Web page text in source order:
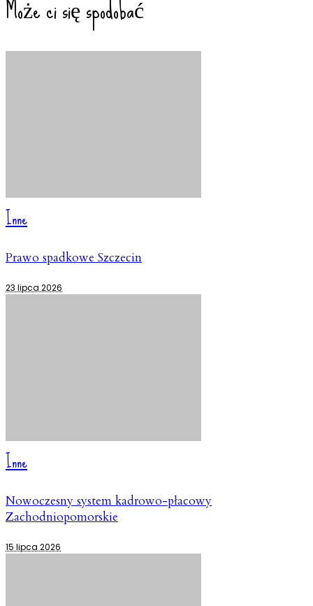
Może ci się spodobać
Inne
Prawo spadkowe Szczecin
23 lipca 2026
Inne
Nowoczesny system kadrowo-płacowy
Zachodniopomorskie
15 lipca 2026